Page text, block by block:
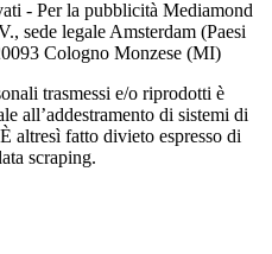
- Per la pubblicità Mediamond
sede legale Amsterdam (Paesi
Cologno Monzese (MI)
trasmessi e/o riprodotti è
all’addestramento di sistemi di
altresì fatto divieto espresso di
scraping.